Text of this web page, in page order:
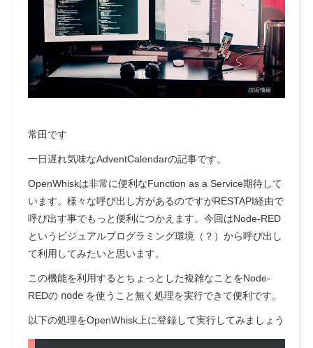
常田です
一日遅れ気味なAdventCalendarの記事です。
OpenWhiskは非常に便利なFunction as a Service期待して
います。様々な呼び出し方があるのですがRESTAPI経由で
呼び出す事でもっと便利につかえます。今回はNode-RED
というビジュアルプログラミング環境（？）から呼び出し
て利用してみたいと思います。
この機能を利用するとちょっとした複雑なことをNode-
REDの node を使うこと無く処理を実行できて便利です。
以下の処理をOpenWhisk上に登録して実行してみましょう